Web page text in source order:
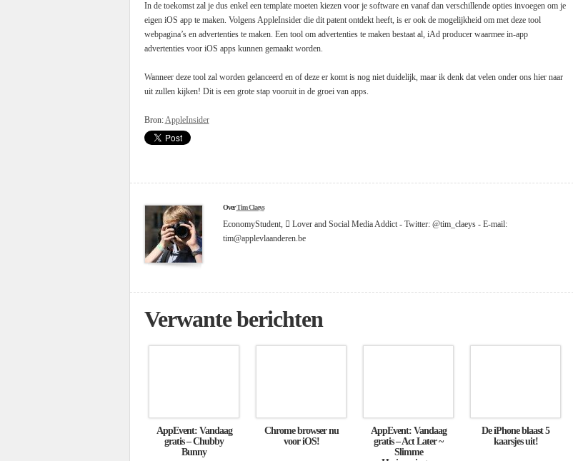
In de toekomst zal je dus enkel een template moeten kiezen voor je software en vanaf dan verschillende opties invoegen om je
eigen iOS app te maken. Volgens AppleInsider die dit patent ontdekt heeft, is er ook de mogelijkheid om met deze tool
webpagina’s en advertenties te maken. Een tool om advertenties te maken bestaat al, iAd producer waarmee in-app
advertenties voor iOS apps kunnen gemaakt worden.
Wanneer deze tool zal worden gelanceerd en of deze er komt is nog niet duidelijk, maar ik denk dat velen onder ons hier naar
uit zullen kijken! Dit is een grote stap vooruit in de groei van apps.
Bron:AppleInsider
OverTim Claeys
EconomyStudent,  Lover and Social Media Addict - Twitter: @tim_claeys - E-mail:
tim@applevlaanderen.be
Verwante berichten
AppEvent: Vandaag
gratis – Chubby
Bunny
Chrome browser nu
voor iOS!
AppEvent: Vandaag
gratis – Act Later ~
Slimme
De iPhone blaast 5
kaarsjes uit!